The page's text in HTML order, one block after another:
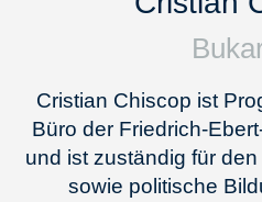
Cristian Chiscop ist
Büro der Friedrich-
und ist zuständig für
sowie politische